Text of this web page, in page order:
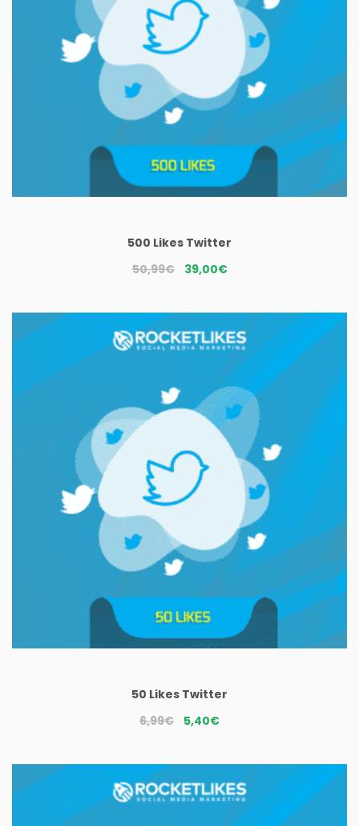
500 Likes Twitter
50,99€ Le
initial
était :
50,99€.
39,00€Le
actuel
est :
39,00€.
50 Likes Twitter
6,99€ Le
initial
était :
6,99€.
5,40€Le
actuel
est :
5,40€.